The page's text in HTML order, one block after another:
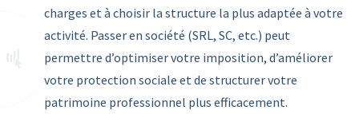
charges et à choisir la structure la plus adaptée à votre
activité. Passer en société (SRL, SC, etc.) peut
permettre d’optimiser votre imposition, d’améliorer
votre protection sociale et de structurer votre
patrimoine professionnel plus efficacement.